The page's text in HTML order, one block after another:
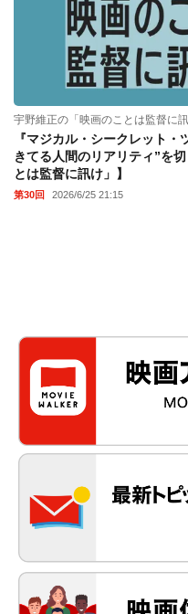
宇野維正の「映画のことは監督に訊
『マジカル・シークレット
きてる人間のリアリティ”を
とは監督に訊け」】
第30回 2026/6/25 21:15